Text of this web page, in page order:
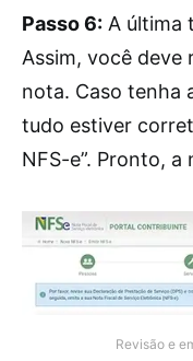
Passo 6: A última
Assim, você deve
nota. Caso tenha
tudo estiver
NFS-e”. Pronto,
Revisão e